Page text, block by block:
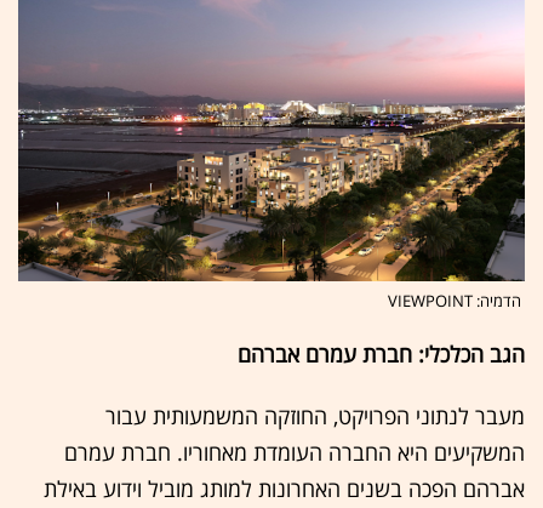
הדמיה: VIEWPOINT
הגב הכלכלי: חברת עמרם אברהם
מעבר לנתוני הפרויקט, החוזקה המשמעותית עבור
המשקיעים היא החברה העומדת מאחוריו. חברת עמרם
אברהם הפכה בשנים האחרונות למותג מוביל וידוע באילת